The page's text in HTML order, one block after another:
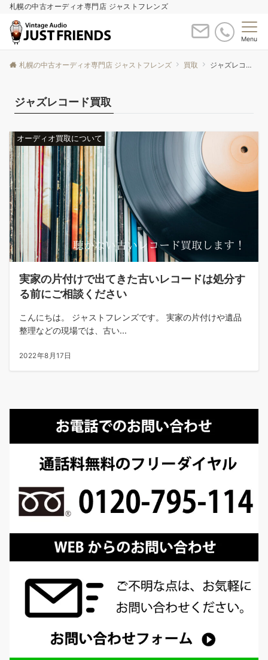
札幌の中古オーディオ専門店 ジャストフレンズ
Menu
札幌の中古オーディオ専門店 ジャストフレンズ 買取 ジャズレコード買取
ジャズレコード買取
オーディオ買取について
実家の片付けで出てきた古いレコードは処分す
る前にご相談ください
こんにちは。 ジャストフレンズです。 実家の片付けや遺品
整理などの現場では、古い...
2022年8月17日